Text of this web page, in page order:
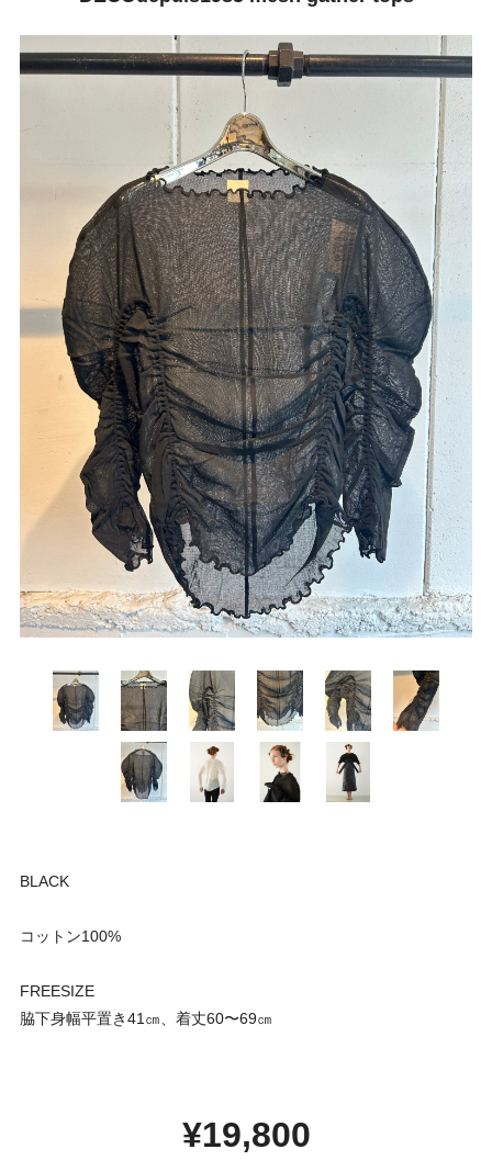
BLACK
コットン100%
FREESIZE
脇下身幅平置き41㎝、着丈60〜69㎝
¥19,800